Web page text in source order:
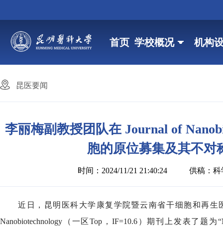
首页 学校概况 机构
昆医要闻
李丽梅副教授团队在 Journal of
胞的原位募集及其不对
时间：2024/11/21 21:40:24 供稿：科
近日，昆明医科大学康复学院暨云南省干细胞和再生
Nanobiotechnology（一区Top，IF=10.6）期刊上发表了题为